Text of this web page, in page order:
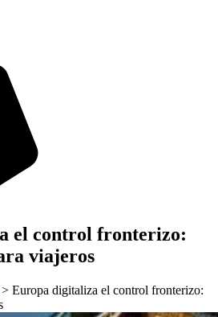
el control fronterizo:
viajeros
> Europa digitaliza el control fronterizo: